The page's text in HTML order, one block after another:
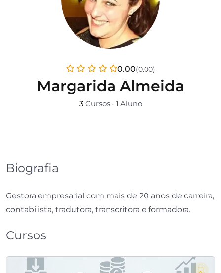
0.00(0.00)
Margarida Almeida
3Cursos • 1 Aluno
Biografia
Gestora empresarial com mais de 20 anos de carreira,
contabilista, tradutora, transcritora e formadora.
Cursos